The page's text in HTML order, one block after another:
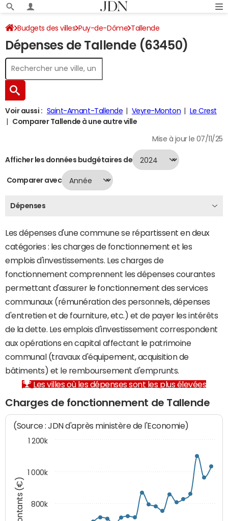
Budgets des villes Puy-de-Dôme Tallende
Dépenses 2024
Dépenses de Tallende (63450)
Voir aussi : Saint-Amant-Tallende Veyre-Monton
Le Crest
Comparer Tallende à une autre ville
Mise à jour le 07/11/25
Afficher les données budgétaires de
Comparer avec
Dépenses
Les dépenses d'une commune se répartissent en deux
catégories : les charges de fonctionnement et les
emplois d'investissements. Les charges de
fonctionnement comprennent les dépenses courantes
permettant d'assurer le fonctionnement des services
communaux (rémunération des personnels, dépenses
d'entretien et de fourniture, etc.) et de payer les intérêts
de la dette. Les emplois d'investissement correspondent
aux opérations en capital affectant le patrimoine
communal (travaux d'équipement, acquisition de
bâtiments) et le remboursement d'emprunts.
Les villes où les dépenses sont les plus élevées
Charges de fonctionnement de Tallende
Montants (€)
(Source : JDN d'après ministère de l'Economie)
800k
1 000k
1 200k